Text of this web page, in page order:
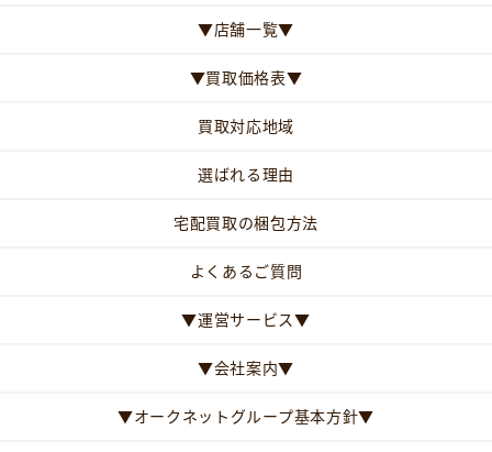
▼店舗一覧▼
▼買取価格表▼
買取対応地域
選ばれる理由
宅配買取の梱包方法
よくあるご質問
▼運営サービス▼
▼会社案内▼
▼オークネットグループ基本方針▼